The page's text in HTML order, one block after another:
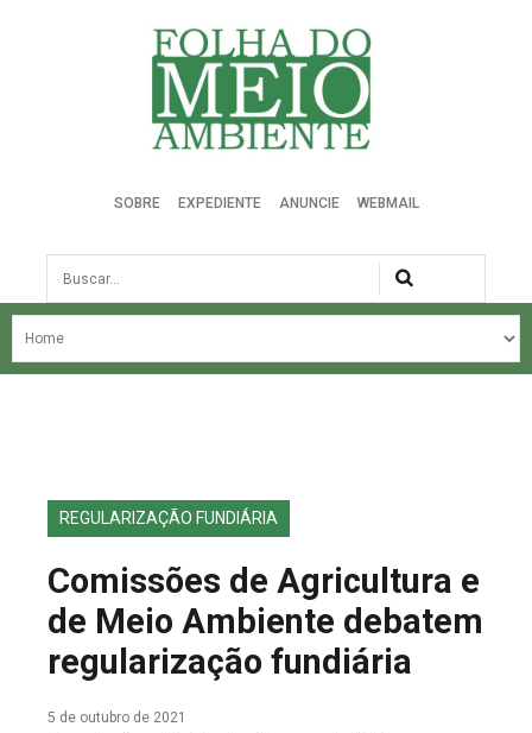
Folha do Meio Ambiente
SOBRE EXPEDIENTE ANUNCIE WEBMAIL
Busca
NOSSA HISTÓRIA
EDIÇÕES ANTERIORES
FALE CONOSCO
REGULARIZAÇÃO FUNDIÁRIA
Comissões de Agricultura e
de Meio Ambiente debatem
regularização fundiária
5 de outubro de 2021